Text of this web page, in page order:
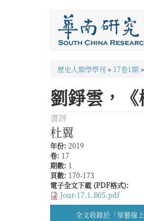
您
在
這
裡
歷史人類學學刊 » 17卷1期 »
劉錚雲，《
書評
杜翼
年份: 2019
卷: 17
期數: 1
頁數: 170-173
電子全文下載 (PDF格式):
Jour-17.1.B05.pdf
全文收錄於「華藝線上